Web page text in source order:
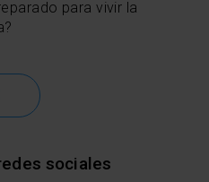
para vivir la
sociales